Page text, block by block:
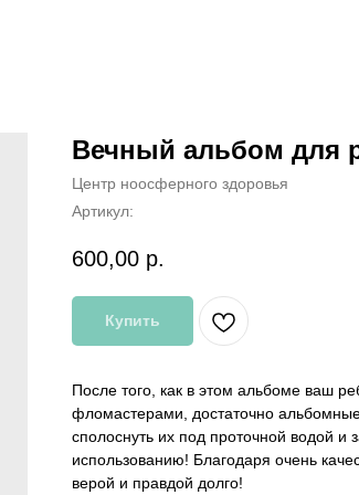
Вечный альбом для
Центр ноосферного здоровья
Артикул:
600,00 р.
Купить
После того, как в этом альбоме ваш
фломастерами, достаточно
сполоснуть их под проточной водой и
использованию! Благодаря очень
верой и правдой долго!